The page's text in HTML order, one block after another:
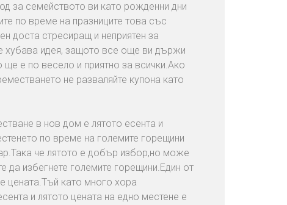
за семейството ви като рожденни дни
по време на празниците това със
доста стресиращ и неприятен за
хубава идея, защото все още ви държи
е по весело и приятно за всички.Ако
не разваляйте купона като
в нов дом е лятото есента и
по време на големите горещини
че лятото е добър избор,но може
да избегнете големите горещини.Един от
цената.Тъй като много хора
и лятото цената на едно местене е